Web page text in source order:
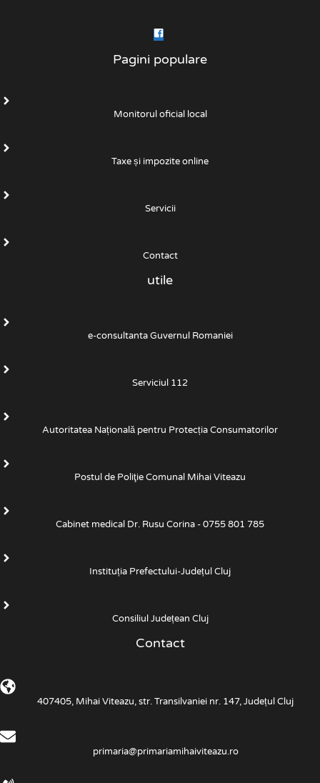
Pagini populare
Monitorul oficial local
Taxe și impozite online
Servicii
Contact
utile
e-consultanta Guvernul Romaniei
Serviciul 112
Autoritatea Națională pentru Protecția Consumatorilor
Postul de Poliţie Comunal Mihai Viteazu
Cabinet medical Dr. Rusu Corina - 0755 801 785
Instituția Prefectului-Județul Cluj
Consiliul Județean Cluj
Contact
407405, Mihai Viteazu, str. Transilvaniei nr. 147, Județul Cluj
primaria@primariamihaiviteazu.ro